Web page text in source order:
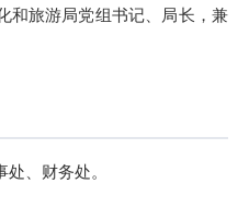
和旅游局党组书记、局长，兼
、财务处。